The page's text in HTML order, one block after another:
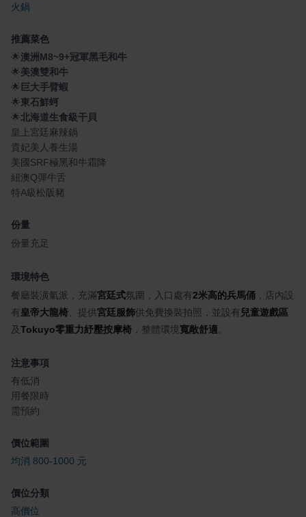
火鍋
推薦菜色
🌟澳洲M8~9+冠軍黑毛和牛
🌟美澳雙和牛
🌟 巨大手臂蝦
🌟東石鮮蚵
🌟北海道生食級干貝
皇上宮廷麻辣鍋
貴妃美人養生湯
美國SRF極黑和牛霜降
紐澳Q彈牛舌
特A級松阪豬
份量
份量充足
環境特色
餐廳裝潢氣派，充滿宮廷式氛圍，入口處有 2米高的兵馬俑 ，店內設
有 皇帝大龍椅 、提供宮廷服飾供免費換裝拍照，並設有 兒童遊戲區
及Tokuyo零重力紓壓按摩椅 ，整體環境寬敞舒適
注意事項
有低消
用餐限時
需預約
價位範圍
均消 800-1000 元
價位分類
高價位